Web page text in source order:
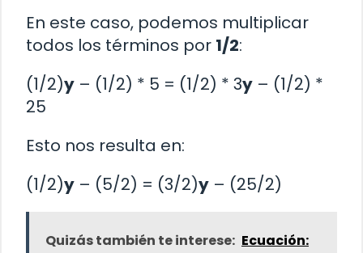
En este caso, podemos multiplicar
todos los términos por 1/2:
(1/2)y – (1/2) * 5 = (1/2) * 3y – (1/2) *
25
Esto nos resulta en:
(1/2)y – (5/2) = (3/2)y – (25/2)
Quizás también te interese: Ecuación: